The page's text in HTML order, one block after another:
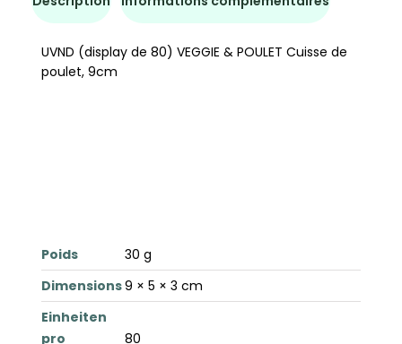
UVND (display de 80) VEGGIE & POULET Cuisse de
poulet, 9cm
Poids
30 g
Dimensions9 × 5 × 3 cm
Einheiten
pro
80